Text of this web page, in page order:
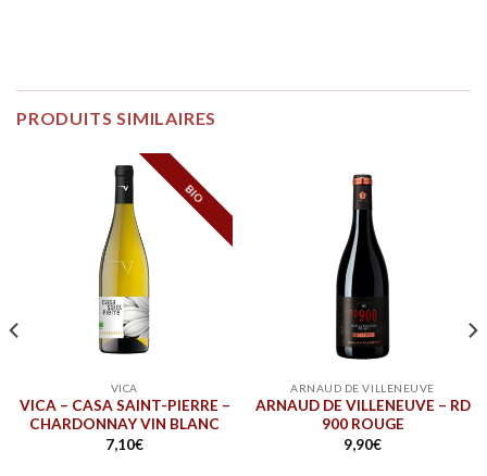
PRODUITS SIMILAIRES
BIO
VICA
VICA – CASA SAINT-PIERRE –
CHARDONNAY VIN BLANC
7,10€
ARNAUD DE VILLENEUVE
ARNAUD DE VILLENEUVE – RD
900 ROUGE
9,90€